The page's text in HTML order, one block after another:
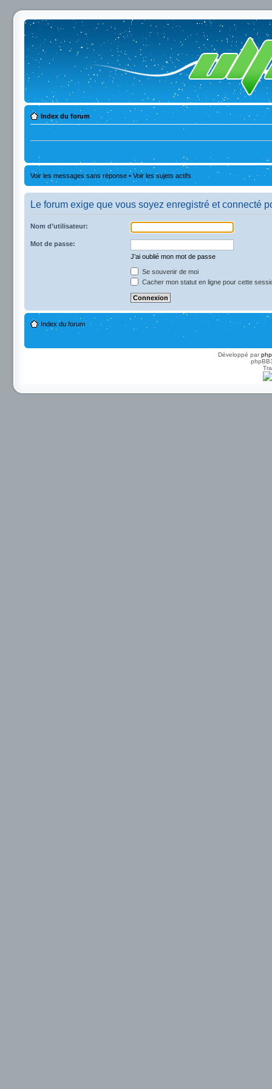
Index du forum
Voir les messages sans réponse • Voir les sujets actifs
Le forum exige que vous soyez enregistré et connecté
Nom d’utilisateur:
Mot de passe:
J’ai oublié mon mot de passe
Se souvenir de moi
Cacher mon statut en ligne pour cette
Index du forum
Développé par